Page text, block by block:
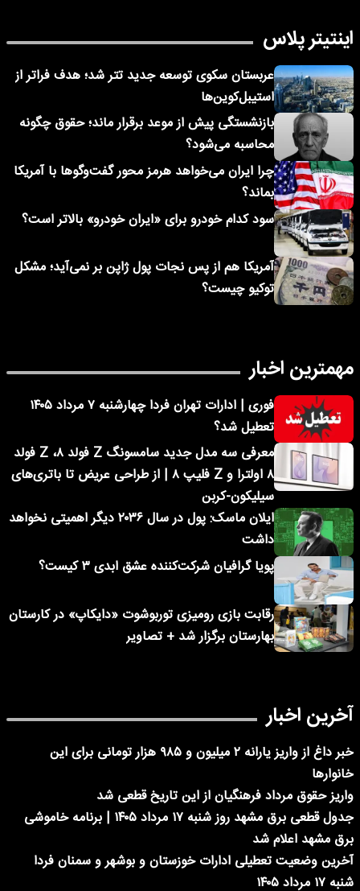
اینتیتر پلاس
عربستان سکوی توسعه جدید تتر شد؛ هدف فراتر از
استیبل‌کوین‌ها
بازنشستگی پیش از موعد برقرار ماند؛ حقوق چگونه
محاسبه می‌شود؟
چرا ایران می‌خواهد هرمز محور گفت‌وگوها با آمریکا
بماند؟
سود کدام خودرو برای «ایران خودرو» بالاتر است؟
آمریکا هم از پس نجات پول ژاپن بر نمی‌آید؛ مشکل
توکیو چیست؟
مهمترین اخبار
فوری | ادارات تهران فردا چهارشنبه ۷ مرداد ۱۴۰۵
تعطیل شد؟
معرفی سه مدل جدید سامسونگ Z فولد ۸، Z فولد
۸ اولترا و Z فلیپ ۸ | از طراحی عریض تا باتری‌های
سیلیکون-کربن
ایلان ماسک: پول در سال ۲۰۳۶ دیگر اهمیتی نخواهد
داشت
پویا گرافیان شرکت‌کننده عشق ابدی ۳ کیست؟
رقابت بازی رومیزی توربوشوت «دایکاپ» در کارستان
بهارستان برگزار شد + تصاویر
آخرین اخبار
خبر داغ از واریز یارانه ۲ میلیون و ۹۸۵ هزار تومانی برای این
خانوارها
واریز حقوق مرداد فرهنگیان از این تاریخ قطعی شد
جدول قطعی برق مشهد روز شنبه ۱۷ مرداد ۱۴۰۵ | برنامه خاموشی
برق مشهد اعلام شد
آخرین وضعیت تعطیلی ادارات خوزستان و بوشهر و سمنان فردا
شنبه ۱۷ مرداد ۱۴۰۵